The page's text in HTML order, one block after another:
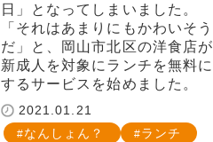
日」となってしまいました。
「それはあまりにもかわいそう
だ」と、岡山市北区の洋食店が
新成人を対象にランチを無料に
するサービスを始めました。
2021.01.21
なんしょん？
ランチ